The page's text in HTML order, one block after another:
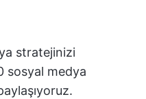
stratejinizi
sosyal medya